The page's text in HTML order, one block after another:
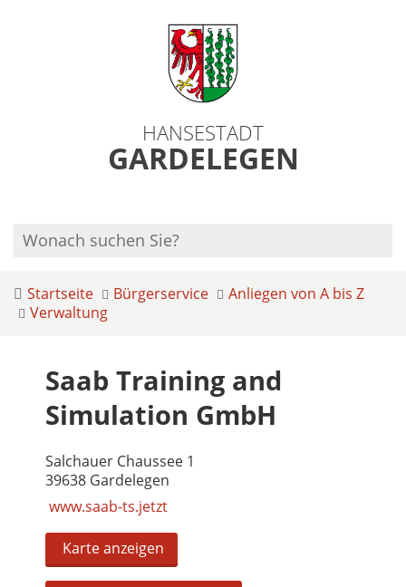
HANSESTADT
GARDELEGEN
Startseite Bürgerservice
Anliegen von A bis Z
Verwaltung
Saab Training and
Simulation GmbH
Salchauer Chaussee 1
39638 Gardelegen
www.saab-ts.jetzt
Karte anzeigen